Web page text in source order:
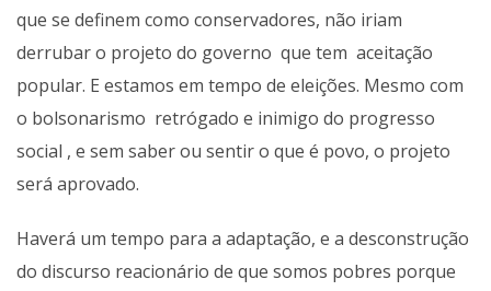
que se definem como conservadores, não iriam
derrubar o projeto do governo que tem aceitação
popular. E estamos em tempo de eleições. Mesmo com
o bolsonarismo retrógado e inimigo do progresso
social , e sem saber ou sentir o que é povo, o projeto
será aprovado.
Haverá um tempo para a adaptação, e a desconstrução
do discurso reacionário de que somos pobres porque